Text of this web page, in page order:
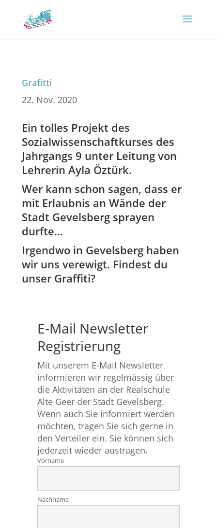
Grafitti
22. Nov. 2020
Ein tolles Projekt des
Sozialwissenschaftkurses des
Jahrgangs 9 unter Leitung von
Lehrerin Ayla Öztürk.
Wer kann schon sagen, dass er
mit Erlaubnis an Wände der
Stadt Gevelsberg sprayen
durfte…
Irgendwo in Gevelsberg haben
wir uns verewigt. Findest du
unser Graffiti?
E-Mail Newsletter
Registrierung
Mit unserem E-Mail Newsletter
informieren wir regelmässig über
die Aktivitäten an der Realschule
Alte Geer der Stadt Gevelsberg.
Wenn auch Sie informiert werden
möchten, tragen Sie sich gerne in
den Verteiler ein. Sie können sich
jederzeit wieder austragen.
Vorname
Nachname